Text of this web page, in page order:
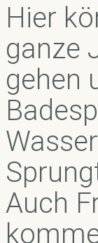
Hier
ganze
gehen
Auch